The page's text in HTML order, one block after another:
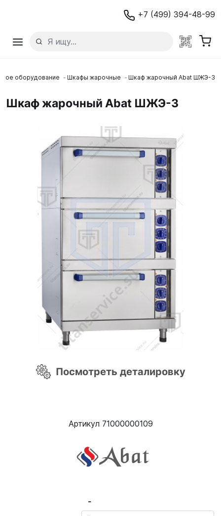
+7 (499) 394-48-99
оборудование Шкафы жарочные Шкаф жарочный Abat ШЖЭ-3
Шкаф жарочный Abat ШЖЭ-3
Посмотреть деталировку
Артикул 71000000109
-